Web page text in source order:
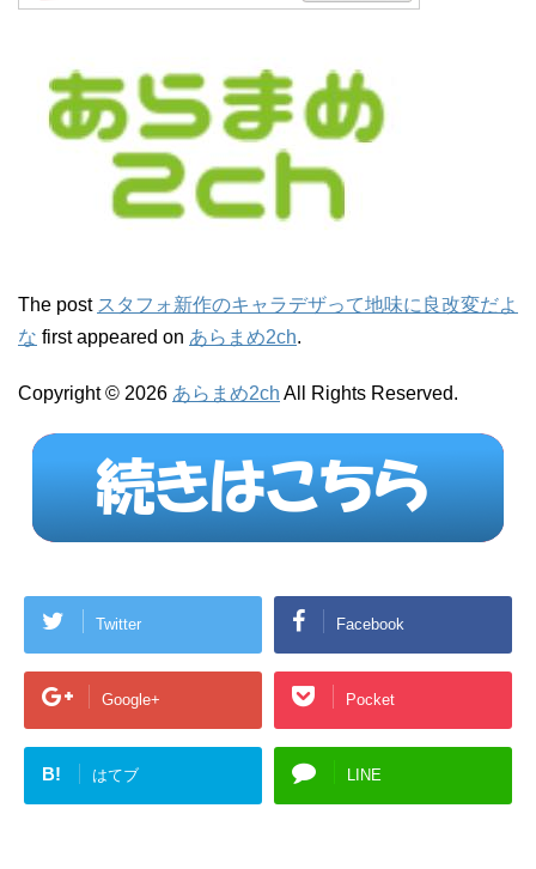
The post スタフォ新作のキャラデザって地味に良改変だよ
な first appeared on あらまめ2ch.
Copyright © 2026 あらまめ2ch All Rights Reserved.
Twitter Facebook
Google+ Pocket
B! はてブ LINE